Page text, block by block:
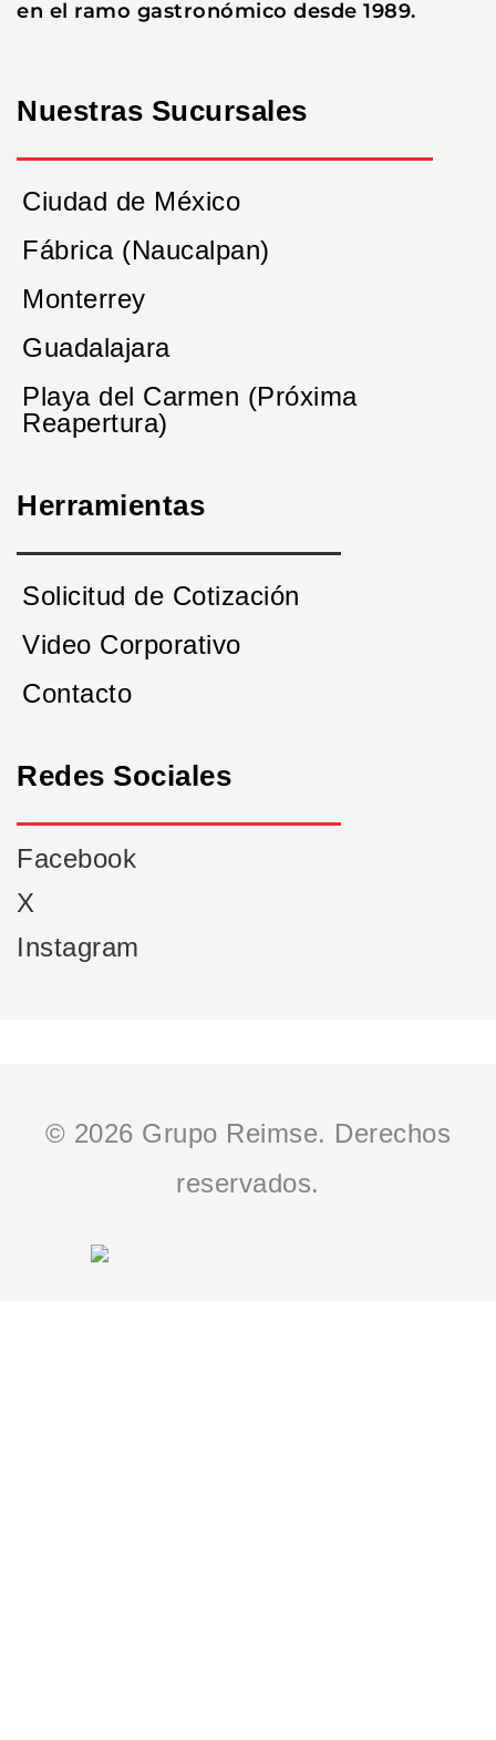
en el ramo gastronómico desde 1989.
Nuestras Sucursales
Ciudad de México
Fábrica (Naucalpan)
Monterrey
Guadalajara
Playa del Carmen (Próxima
Reapertura)
Herramientas
Solicitud de Cotización
Video Corporativo
Contacto
Redes Sociales
Facebook
X
Instagram
© 2026 Grupo Reimse. Derechos
reservados.